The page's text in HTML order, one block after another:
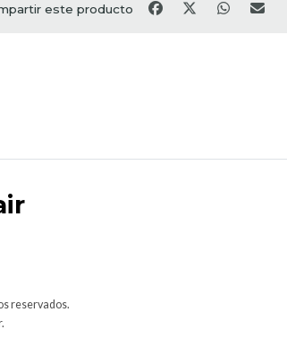
este producto
reservados.
.